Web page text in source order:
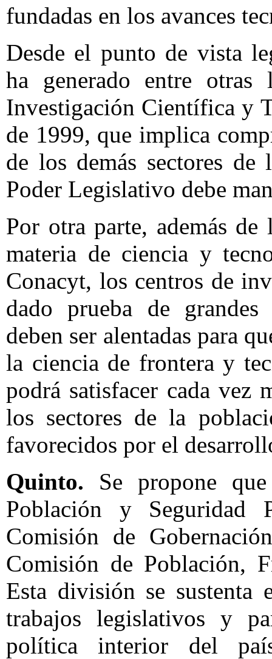
fundadas en los avances
Desde el punto de vista
ha generado entre
Investigación Científica y
de 1999, que implica
de los demás sectores
Poder Legislativo debe
Por otra parte, además
materia de ciencia y
Conacyt, los centros de
dado prueba de grandes
deben ser alentadas para
la ciencia de frontera y
podrá satisfacer cada vez
los sectores de la
favorecidos por el
Quinto. Se propone
Población y
Comisión de
Comisión de Población,
Esta división se sustenta
trabajos legislativos y
política interior del